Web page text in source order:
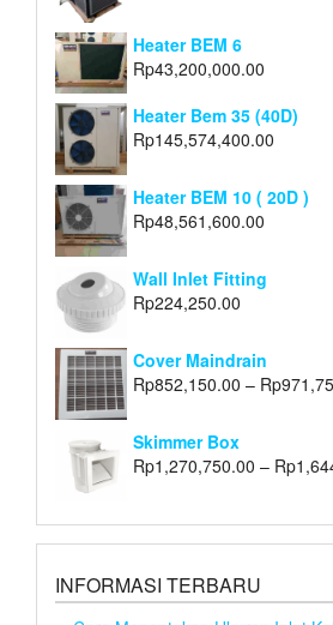
Heater BEM 6
Rp43,200,000.00
Heater Bem 35 (40D)
Rp145,574,400.00
Heater BEM 10 ( 20D )
Rp48,561,600.00
Wall Inlet Fitting
Rp224,250.00
Cover Maindrain
Rp852,150.00 – Rp
Skimmer Box
Rp1,270,750.00 – Rp
INFORMASI TERBARU